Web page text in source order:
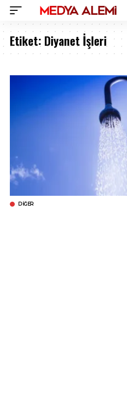
Etiket: Diyanet İşleri
DIĞER